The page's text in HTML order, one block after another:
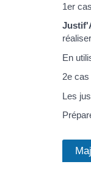
1er
En
2e
Les